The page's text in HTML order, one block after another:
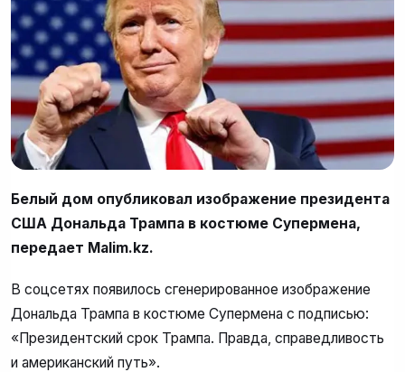
Белый дом опубликовал изображение президента
США Дональда Трампа в костюме Супермена,
передает Malim.kz.
В соцсетях появилось сгенерированное изображение
Дональда Трампа в костюме Супермена с подписью:
«Президентский срок Трампа. Правда, справедливость
и американский путь».